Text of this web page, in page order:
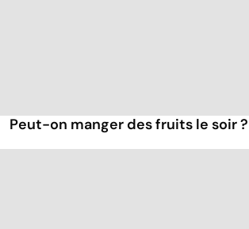
Peut-on manger des fruits le soir ?